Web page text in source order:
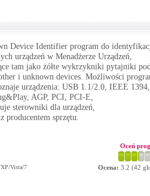
Device Identifier program do
urządzeń w Menadżerze Urządzeń,
tam jako żółte wykrzykniki pytajniki
i unknown devices. Możliwości
urządzenia: USB 1.1/2.0, IEEE 1394,
AGP, PCI, PCI-E,
sterowniki dla urządzeń,
producentem sprzętu.
Vista/7
Oceń
Ocena: 3.2 (42